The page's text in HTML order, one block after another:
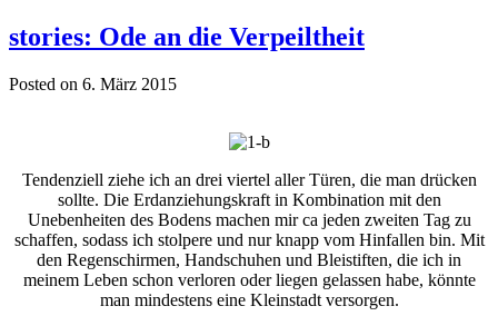
stories: Ode an die Verpeiltheit
Posted on 6. März 2015
Tendenziell ziehe ich an drei viertel aller Türen, die man drücken
sollte. Die Erdanziehungskraft in Kombination mit den
Unebenheiten des Bodens machen mir ca jeden zweiten Tag zu
schaffen, sodass ich stolpere und nur knapp vom Hinfallen bin. Mit
den Regenschirmen, Handschuhen und Bleistiften, die ich in
meinem Leben schon verloren oder liegen gelassen habe, könnte
man mindestens eine Kleinstadt versorgen.